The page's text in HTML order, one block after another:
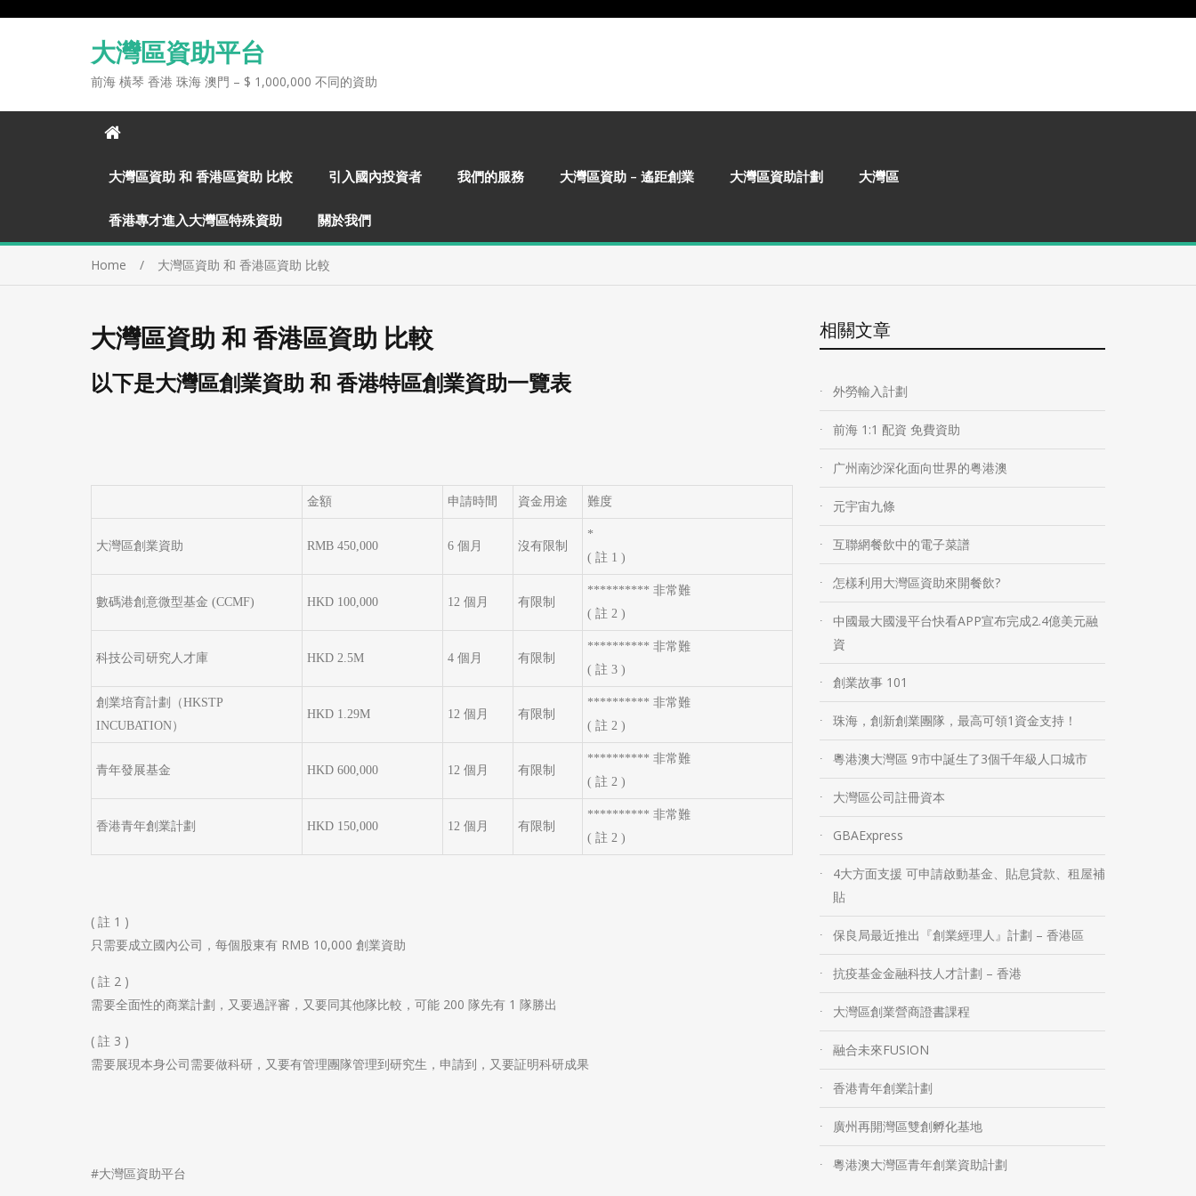
大灣區資助平台
前海 橫琴 香港 珠海 澳門 – $ 1,000,000 不同的資助
大灣區資助 和 香港區資助 比較 引入國內投資者 我們的服務 大灣區資助 – 遙距創業 大灣區資助計劃 大灣區
香港專才進入大灣區特殊資助 關於我們
Home 大灣區資助 和 香港區資助 比較
大灣區資助 和 香港區資助 比較
以下是大灣區創業資助 和 香港特區創業資助一覽表
金額 申請時間 資金用途 難度
大灣區創業資助 RMB 450,000 6 個月 沒有限制
*
( 註 1 )
數碼港創意微型基金 (CCMF) HKD 100,000 12 個月 有限制
********** 非常難
( 註 2 )
科技公司研究人才庫 HKD 2.5M 4 個月 有限制
********** 非常難
( 註 3 )
創業培育計劃（HKSTP
INCUBATION）
HKD 1.29M 12 個月 有限制
********** 非常難
( 註 2 )
青年發展基金 HKD 600,000 12 個月 有限制
********** 非常難
( 註 2 )
香港青年創業計劃 HKD 150,000 12 個月 有限制
********** 非常難
( 註 2 )
( 註 1 )
只需要成立國內公司，每個股東有 RMB 10,000 創業資助
( 註 2 )
需要全面性的商業計劃，又要過評審，又要同其他隊比較，可能 200 隊先有 1 隊勝出
( 註 3 )
需要展現本身公司需要做科研，又要有管理團隊管理到研究生，申請到，又要証明科研成果
#大灣區資助平台
相關文章
外勞輸入計劃
前海 1:1 配資 免費資助
广州南沙深化面向世界的粤港澳
元宇宙九條
互聯網餐飲中的電子菜譜
怎樣利用大灣區資助來開餐飲?
中國最大國漫平台快看APP宣布完成2.4億美元融
資
創業故事 101
珠海，創新創業團隊，最高可領1資金支持！
粵港澳大灣區 9市中誕生了3個千年級人口城市
大灣區公司註冊資本
GBAExpress
4大方面支援 可申請啟動基金、貼息貸款、租屋補
貼
保良局最近推出『創業經理人』計劃 – 香港區
抗疫基金金融科技人才計劃 – 香港
大灣區創業營商證書課程
融合未來FUSION
香港青年創業計劃
廣州再開灣區雙創孵化基地
粵港澳大灣區青年創業資助計劃